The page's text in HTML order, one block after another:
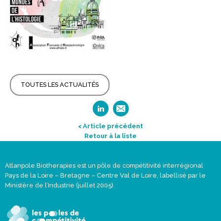
TOUTES LES ACTUALITÉS
< Article précédent
Retour à la liste
Atlanpole Biotherapies est un pôle de compétitivité interrégional
Pays de la Loire – Bretagne – Centre Val de Loire, labellisé par le
Ministère de l’Industrie (juillet 2005).